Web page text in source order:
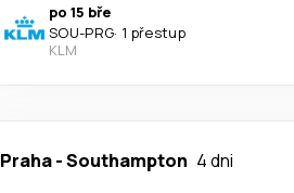
po 15 bře
SOU-PRG· 1 přestup
KLM
Praha-Southampton 4 dni